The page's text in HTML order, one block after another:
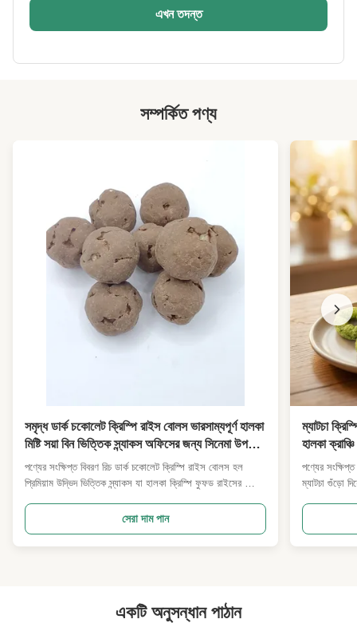
Color:
Place Of Origin: চীন
High Light: ভাজা সবুজ মটরশুটি,crunchy মটরশুটি জলখাবার
এখন তদন্ত
সম্পর্কিত পণ্য
সমৃদ্ধ ডার্ক চকোলেট ক্রিস্পি রাইস বোলস ভারসাম্যপূর্ণ হালকা
মিষ্টি সয়া বিন ভিত্তিক স্ন্যাকস অফিসের জন্য সিনেমা উপহার
বাক্স সুপারমার্কেট মিষ্টান্ন পাইকারি আমদানিকারক
পণ্যের সংক্ষিপ্ত বিবরণ রিচ ডার্ক চকোলেট ক্রিস্পি রাইস বোলস হল
প্রিমিয়াম উদ্ভিদ ভিত্তিক স্ন্যাকস যা হালকা ক্রিস্পি ফুফড রাইসের কোর
মধ্যে সুষম মিষ্টিতা আছে, কিন্তু চর্বি নেই।এই স্ন্যাকটি পরিষ্কার সয়াবিন
থেকে প্রাপ্ত কাঁচামাল দিয়ে তৈর...
সেরা দাম পান
ম্যাটচা
হালকা
নাস্তা
পণ্যের সংক্ষিপ্ত
ম্যাটচা গুঁড়ো
প্রতিটি খালি
একটি অনুসন্ধান পাঠান